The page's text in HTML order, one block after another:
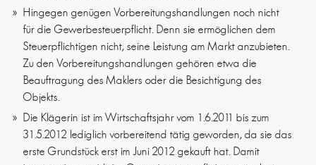
Hingegen genügen Vorbereitungshandlungen noch nicht
für die Gewerbesteuerpflicht. Denn sie ermöglichen dem
Steuerpflichtigen nicht, seine Leistung am Markt anzubieten.
Zu den Vorbereitungshandlungen gehören etwa die
Beauftragung des Maklers oder die Besichtigung des
Objekts.
Die Klägerin ist im Wirtschaftsjahr vom 1.6.2011 bis zum
31.5.2012 lediglich vorbereitend tätig geworden, da sie das
erste Grundstück erst im Juni 2012 gekauft hat. Damit